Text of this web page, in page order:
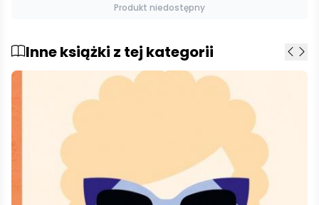
Produkt niedostępny
Inne książki z tej kategorii